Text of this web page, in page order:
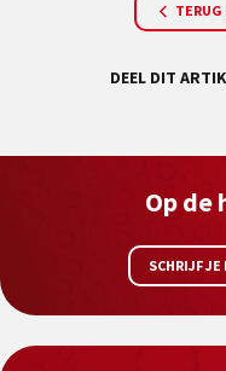
TERUG
DEEL DIT
Op de
SCHRIJF